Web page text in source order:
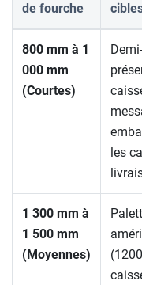
de fourche
800 mm à 1
000 mm
(Courtes)
les
1 300 mm à
1 500 mm
(Moyennes)